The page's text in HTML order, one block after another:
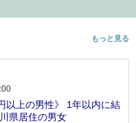
もっと見る
以上の男性》 1年以内に結
県居住の男女